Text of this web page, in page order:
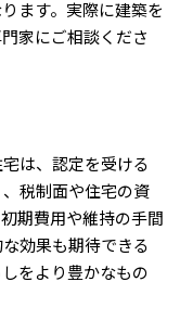
ます。実際に建築を
家にご相談くださ
は、認定を受ける
税制面や住宅の資
期費用や維持の手間
効果も期待できる
をより豊かなもの